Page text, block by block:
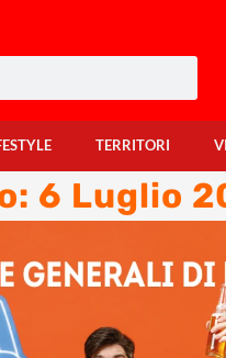
TERRITORI
6 Luglio